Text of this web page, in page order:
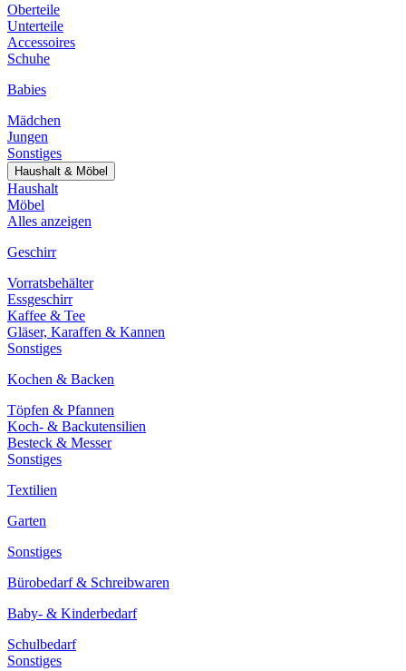
Oberteile
Unterteile
Accessoires
Schuhe
Babies
Mädchen
Jungen
Sonstiges
Haushalt & Möbel
Haushalt
Möbel
Alles anzeigen
Geschirr
Vorratsbehälter
Essgeschirr
Kaffee & Tee
Gläser, Karaffen & Kannen
Sonstiges
Kochen & Backen
Töpfen & Pfannen
Koch- & Backutensilien
Besteck & Messer
Sonstiges
Textilien
Garten
Sonstiges
Bürobedarf & Schreibwaren
Baby- & Kinderbedarf
Schulbedarf
Sonstiges